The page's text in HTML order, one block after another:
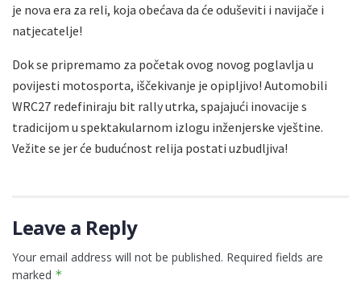
je nova era za reli, koja obećava da će oduševiti i navijače i
natjecatelje!
Dok se pripremamo za početak ovog novog poglavlja u
povijesti motosporta, iščekivanje je opipljivo! Automobili
WRC27 redefiniraju bit rally utrka, spajajući inovacije s
tradicijom u spektakularnom izlogu inženjerske vještine.
Vežite se jer će budućnost relija postati uzbudljiva!
Leave a Reply
Your email address will not be published. Required fields are
marked *